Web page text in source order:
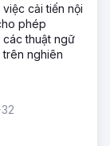
cải tiến nội
phép
các thuật ngữ
trên nghiên